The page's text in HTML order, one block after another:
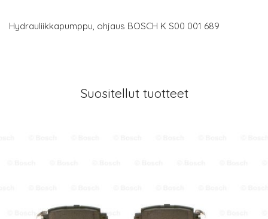
Hydrauliikkapumppu, ohjaus BOSCH K S00 001 689
Suositellut tuotteet